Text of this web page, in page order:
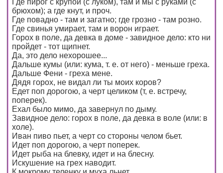
Где пирог с крупой (с луком), там и мы с руками (с
брюхом); а где кнут, и проч.
Где повадно - там и загатно; где грозно - там розно.
Где свинья умирает, там и ворон играет.
Горох в поле, да девка в доме - завидное дело: кто ни
пройдет - тот щипнет.
Да, это дело нехорошее...
Дальше кумы (или: кума, т. е. от него) - меньше греха.
Дальше Фени - греха мене.
Дядя горох, не видал ли ты моих коров?
Едет поп дорогою, а черт целиком (т, е. встречу,
поперек).
Ехал было мимо, да завернул по дыму.
Завидное дело: горох в поле, да девка в воле (или: в
холе).
Иван пиво пьет, а черт со стороны челом бьет.
Идет поп дорогою, а черт поперек.
Идет рыба на блевку, идет и на блесну.
Искушение на грех наводит.